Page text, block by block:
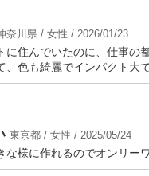
奈川県 / 女性 / 2026/01/23
に住んでいたのに、仕事の
、色も綺麗でインパクト大
東京都 / 女性 / 2025/05/24
な様に作れるのでオンリー